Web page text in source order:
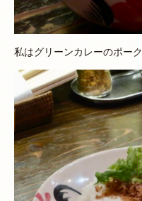
私はグリーンカレーのポーク